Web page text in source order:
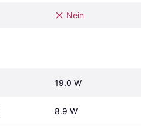
Nein
19.0 W
8.9 W